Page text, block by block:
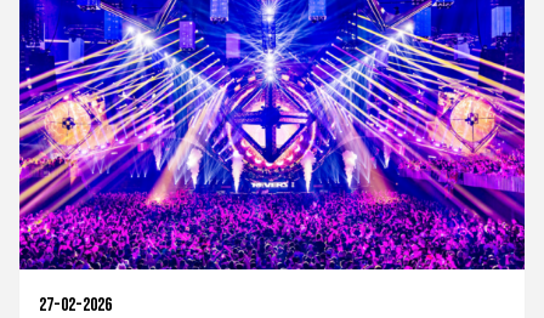
27-02-2026